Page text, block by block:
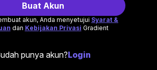
Buat Akun
akun, Anda menyetujui Syarat &
dan Kebijakan Privasi Gradient
punya akun?Login